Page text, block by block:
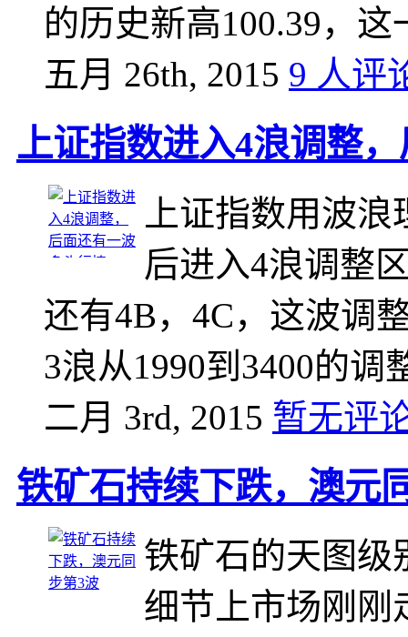
的历史新高100.39，
五月 26th, 2015 9 人评
上证指数进入4浪调整
上证指数用波
后进入4浪调整
还有4B，4C，这波调
3浪从1990到3400的
二月 3rd, 2015 暂无评
铁矿石持续下跌，澳元
铁矿石的天图级
细节上市场刚刚